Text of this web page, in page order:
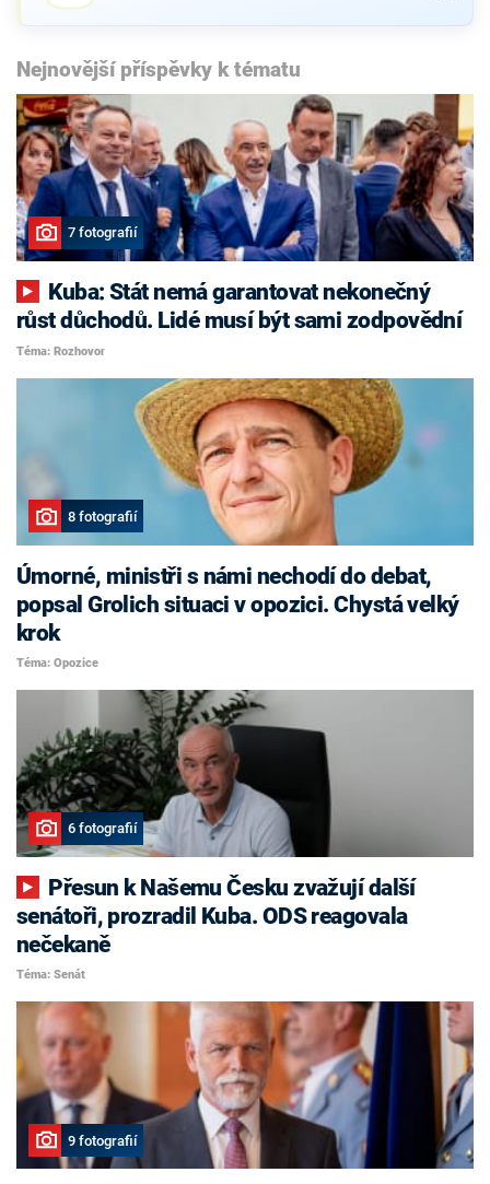
Nejnovější příspěvky k tématu
7 fotografií
růst důchodů. Lidé musí být sami zodpovědní
Téma: Rozhovor
8 fotografií
Úmorné, ministři s námi nechodí do debat,
popsal Grolich situaci v opozici. Chystá velký
krok
Téma: Opozice
6 fotografií
senátoři, prozradil Kuba. ODS reagovala
nečekaně
Téma: Senát
9 fotografií